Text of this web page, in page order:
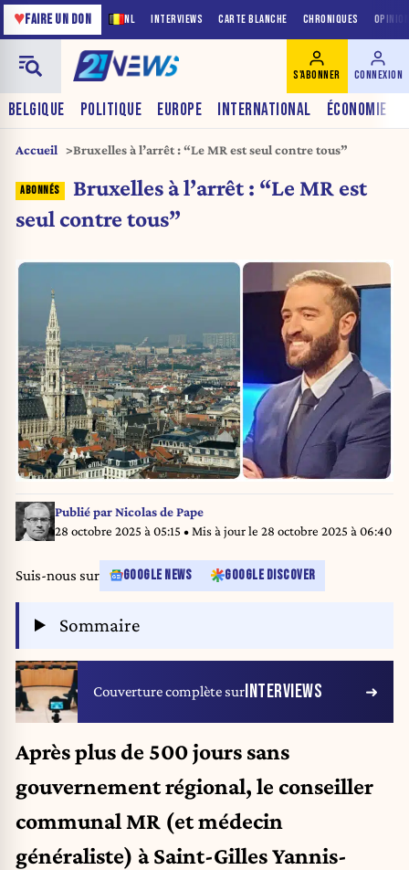
NL INTERVIEWS CARTE BLANCHE CHRONIQUES
♥FAIRE UN DON
BELGIQUE POLITIQUE EUROPE INTERNATIONAL ÉCONOMIE
S'ABONNER CONNEXION
Accueil Bruxelles à l’arrêt : “Le MR est seul contre tous”
Bruxelles à l’arrêt : “Le MR est
seul contre tous”
Publié parNicolas de Pape
28 octobre 2025 à 05:15 • Mis à jour le 28 octobre 2025 à 06:40
Suis-nous sur GOOGLE NEWS GOOGLE DISCOVER
Sommaire
Couverture complète surINTERVIEWS
Après plus de 500 jours sans
gouvernement régional, le conseiller
communal MR (et médecin
généraliste) à Saint-Gilles Yannis-